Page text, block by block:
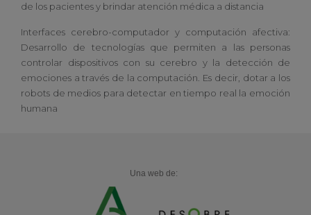
de los pacientes y brindar atención médica a distancia
Interfaces cerebro-computador y computación afectiva:
Desarrollo de tecnologías que permiten a las personas
controlar dispositivos con su cerebro y la detección de
emociones a través de la computación. Es decir, dotar a los
robots de medios para detectar en tiempo real la emoción
humana
Una web de: